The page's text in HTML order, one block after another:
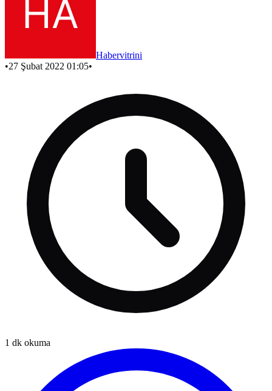
Habervitrini
•27 Şubat 2022 01:05•
1 dk okuma